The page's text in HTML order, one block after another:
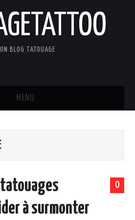
BLOG TATOUAGE
MENU
0
à surmonter